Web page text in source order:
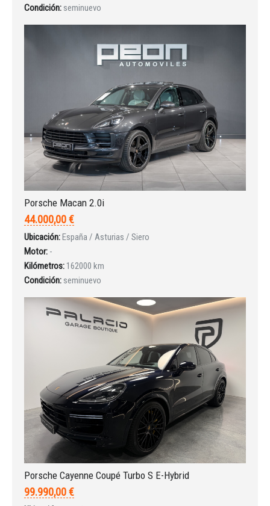
Condición: seminuevo
Porsche Macan 2.0i
44.000,00 €
Ubicación:España / Asturias / Siero
Motor: -
Kilómetros: 162000 km
Condición: seminuevo
Porsche Cayenne Coupé Turbo S E-Hybrid
99.990,00 €